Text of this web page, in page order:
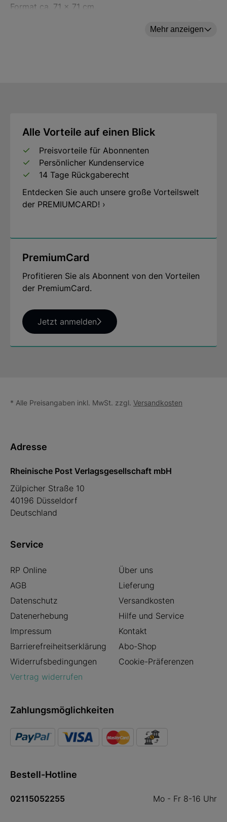
Format ca. 71 x 71 cm.
Original: 1916, Öl auf Leinwand, Privatsammlung.
Mehr anzeigen
Alle Vorteile auf einen Blick
Preisvorteile für Abonnenten
Persönlicher Kundenservice
14 Tage Rückgaberecht
Entdecken Sie auch unsere große Vorteilswelt
der PREMIUMCARD! ›
PremiumCard
Profitieren Sie als Abonnent von den Vorteilen
der PremiumCard.
Jetzt anmelden
* Alle Preisangaben inkl. MwSt. zzgl. Versandkosten
Adresse
Rheinische Post Verlagsgesellschaft mbH
Zülpicher Straße 10
40196 Düsseldorf
Deutschland
Service
RP Online
Über uns
AGB
Lieferung
Datenschutz
Versandkosten
Datenerhebung
Hilfe und Service
Impressum
Kontakt
Barrierefreiheitserklärung
Abo-Shop
Widerrufsbedingungen
Cookie-Präferenzen
Vertrag widerrufen
Zahlungsmöglichkeiten
Bestell-Hotline
02115052255 Mo - Fr 8-16 Uhr